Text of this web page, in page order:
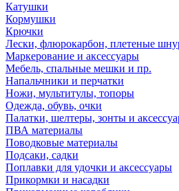
Катушки
Кормушки
Крючки
Лески, флюрокарбон, плетеные
Маркерование и аксессуары
Мебель, спальные мешки и пр.
Напальчники и перчатки
Ножи, мультитулы, топоры
Одежда, обувь, очки
Палатки, шелтеры, зонты и
ПВА материалы
Поводковые материалы
Подсаки, садки
Поплавки для удочки и аксессуары
Прикормки и насадки